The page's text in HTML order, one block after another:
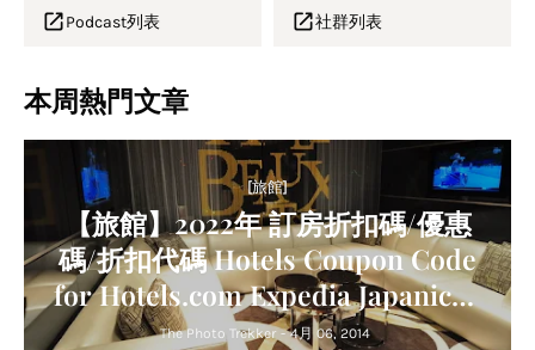
Podcast列表 社群列表
本周熱門文章
[旅館]
【旅館】2022年 訂房折扣碼/優惠
碼/折扣代碼 Hotels Coupon Code
for Hotels.com Expedia Japanican
Agoda Trip.com Relux
The Photo Trekker - 4月 06, 2014